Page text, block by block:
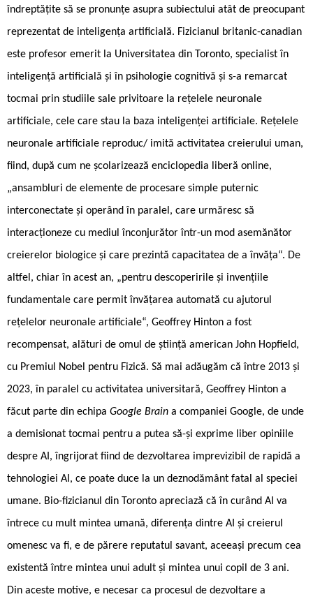
îndreptățite să se pronunțe asupra subiectului atât de preocupant
reprezentat de inteligența artificială. Fizicianul britanic-canadian
este profesor emerit la Universitatea din Toronto, specialist în
inteligență artificială și în psihologie cognitivă și s-a remarcat
tocmai prin studiile sale privitoare la rețelele neuronale
artificiale, cele care stau la baza inteligenței artificiale. Rețelele
neuronale artificiale reproduc/ imită activitatea creierului uman,
fiind, după cum ne școlarizează enciclopedia liberă online,
„ansambluri de elemente de procesare simple puternic
interconectate și operând în paralel, care urmăresc să
interacționeze cu mediul înconjurător într-un mod asemănător
creierelor biologice și care prezintă capacitatea de a învăța“. De
altfel, chiar în acest an, „pentru descoperirile și invențiile
fundamentale care permit învățarea automată cu ajutorul
rețelelor neuronale artificiale“, Geoffrey Hinton a fost
recompensat, alături de omul de știință american John Hopfield,
cu Premiul Nobel pentru Fizică. Să mai adăugăm că între 2013 și
2023, în paralel cu activitatea universitară, Geoffrey Hinton a
făcut parte din echipa Google Brain a companiei Google, de unde
a demisionat tocmai pentru a putea să-și exprime liber opiniile
despre AI, îngrijorat fiind de dezvoltarea imprevizibil de rapidă a
tehnologiei AI, ce poate duce la un deznodământ fatal al speciei
umane. Bio-fizicianul din Toronto apreciază că în curând AI va
întrece cu mult mintea umană, diferența dintre AI și creierul
omenesc va fi, e de părere reputatul savant, aceeași precum cea
existentă între mintea unui adult și mintea unui copil de 3 ani.
Din aceste motive, e necesar ca procesul de dezvoltare a